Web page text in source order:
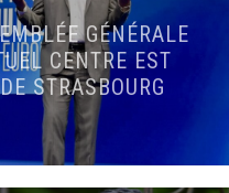
GÉNÉRALE
CENTRE EST
STRASBOURG